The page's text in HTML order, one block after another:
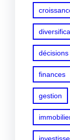
finances
gestion